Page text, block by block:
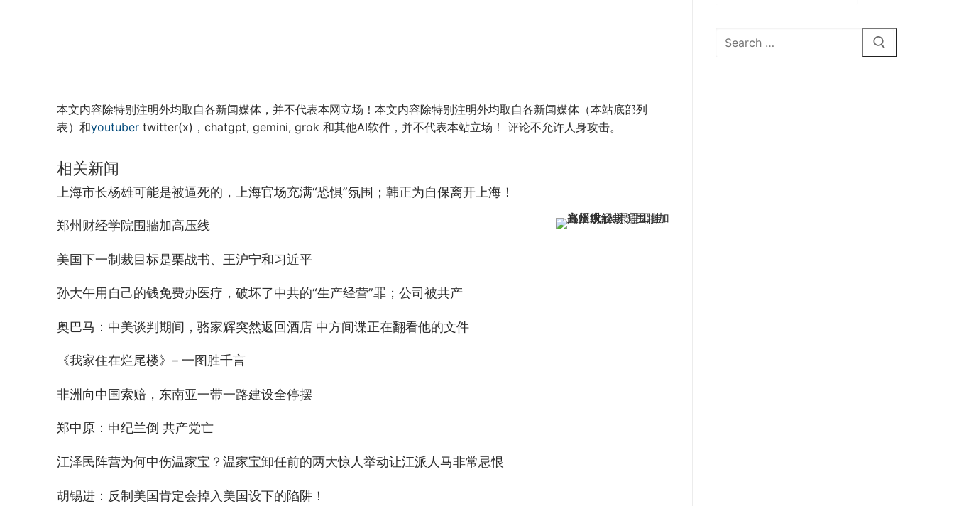
本文内容除特别注明外均取自各新闻媒体，并不代表本网立场！本文内容除特别注明外均取自各新闻媒体（本站底部列
表）和youtuber twitter(x)，chatgpt, gemini, grok 和其他AI软件，并不代表本站立场！ 评论不允许人身攻击。
相关新闻
上海市长杨雄可能是被逼死的，上海官场充满“恐惧”氛围；韩正为自保离开上海！
郑州财经学院围牆加高压线
美国下一制裁目标是栗战书、王沪宁和习近平
孙大午用自己的钱免费办医疗，破坏了中共的“生产经营”罪；公司被共产
奥巴马：中美谈判期间，骆家辉突然返回酒店 中方间谍正在翻看他的文件
《我家住在烂尾楼》– 一图胜千言
非洲向中国索赔，东南亚一带一路建设全停摆
郑中原：申纪兰倒 共产党亡
江泽民阵营为何中伤温家宝？温家宝卸任前的两大惊人举动让江派人马非常忌恨
胡锡进：反制美国肯定会掉入美国设下的陷阱！
Search